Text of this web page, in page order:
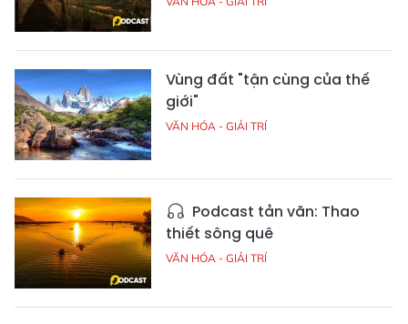
Vùng đất "tận cùng của thế
giới"
VĂN HÓA - GIẢI TRÍ
Podcast tản văn: Thao
thiết sông quê
VĂN HÓA - GIẢI TRÍ